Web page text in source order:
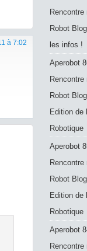
à 7:02
Rencontre
Robot Blog
les infos !
Aperobot
Rencontre
Robot Blog
Edition de
Robotique
Aperobot
Rencontre
Robot Blog
Edition de
Robotique
Aperobot
Rencontre